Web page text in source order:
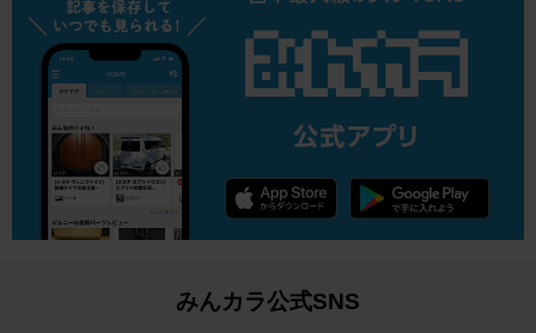
みんカラ公式SNS